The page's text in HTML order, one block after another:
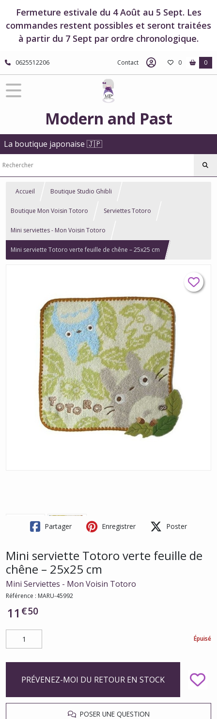
Fermeture estivale du 4 Août au 5 Sept. Les
commandes restent possibles et seront traitées
à partir du 7 Sept par ordre chronologique.
0625512206 Contact 0 0
Modern and Past
La boutique japonaise 🇯🇵
Accueil Boutique Studio Ghibli
Boutique Mon Voisin Totoro Serviettes Totoro
Mini serviettes - Mon Voisin Totoro
Mini serviette Totoro verte feuille de chêne – 25x25 cm
Partager Enregistrer Poster
Mini serviette Totoro verte feuille de
chêne – 25x25 cm
Mini Serviettes - Mon Voisin Totoro
Référence : MARU-45992
11 €50
Épuisé
PRÉVENEZ-MOI DU RETOUR EN STOCK
POSER UNE QUESTION